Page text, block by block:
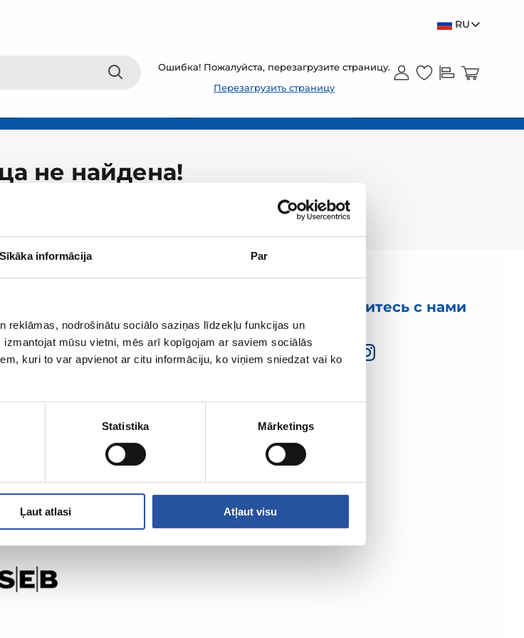
Sīkāka informācija Par
reklāmas, nodrošinātu sociālo saziņas līdzekļu funkcijas un
mūsu vietni, mēs arī kopīgojam ar saviem sociālās
kuri to var apvienot ar citu informāciju, ko viņiem sniedzat vai ko
Statistika Mārketings
Ļaut atlasi Atļaut visu
RU
Ошибка! Пожалуйста, перезагрузите страницу.
Перезагрузить страницу
не найдена!
Свяжитесь с нами